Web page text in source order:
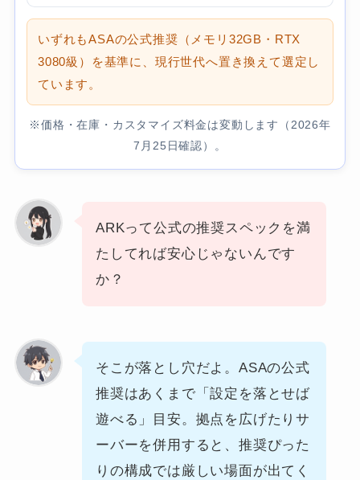
いずれもASAの公式推奨（メモリ32GB・RTX
3080級）を基準に、現行世代へ置き換えて選定し
ています。
※価格・在庫・カスタマイズ料金は変動します（2026年
7月25日確認）。
ARKって公式の推奨スペックを満
たしてれば安心じゃないんです
か？
そこが落とし穴だよ。ASAの公式
推奨はあくまで「設定を落とせば
遊べる」目安。拠点を広げたりサ
ーバーを併用すると、推奨ぴった
りの構成では厳しい場面が出てく